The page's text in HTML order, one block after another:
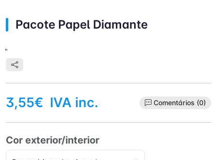
Pacote Papel Diamante
"
3,55€ IVA inc. Comentários (0)
Cor exterior/interior